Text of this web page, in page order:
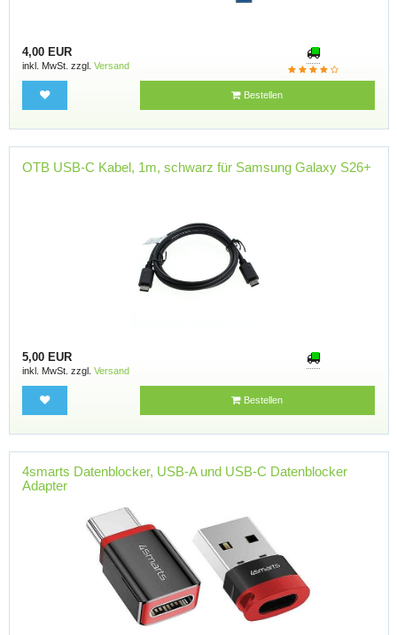
4,00 EUR
inkl. MwSt. zzgl. Versand
Bestellen
OTB USB-C Kabel, 1m, schwarz für Samsung Galaxy S26+
5,00 EUR
inkl. MwSt. zzgl. Versand
Bestellen
4smarts Datenblocker, USB-A und USB-C Datenblocker
Adapter